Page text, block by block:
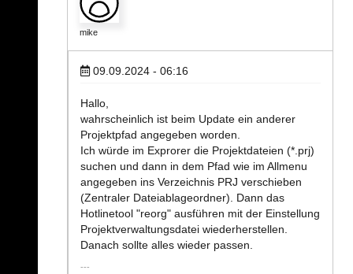
mike
09.09.2024 - 06:16
Hallo,
wahrscheinlich ist beim Update ein anderer
Projektpfad angegeben worden.
Ich würde im Exprorer die Projektdateien (*.prj)
suchen und dann in dem Pfad wie im Allmenu
angegeben ins Verzeichnis PRJ verschieben
(Zentraler Dateiablageordner). Dann das
Hotlinetool "reorg" ausführen mit der Einstellung
Projektverwaltungsdatei wiederherstellen.
Danach sollte alles wieder passen.